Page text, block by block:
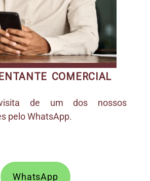
COMERCIAL
de um dos nossos
pelo WhatsApp.
WhatsApp